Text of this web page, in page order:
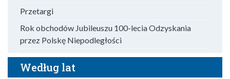
Przetargi
Rok obchodów Jubileuszu 100-lecia Odzyskania
przez Polskę Niepodległości
Według lat